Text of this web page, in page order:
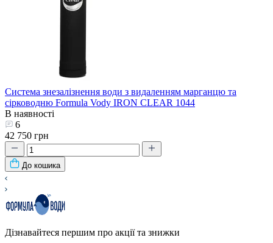
Система знезалізнення води з видаленням марганцю та
сірководню Formula Vody IRON CLEAR 1044
В наявності
6
42 750 грн
До кошика
Дізнавайтеся першим про акції та знижки